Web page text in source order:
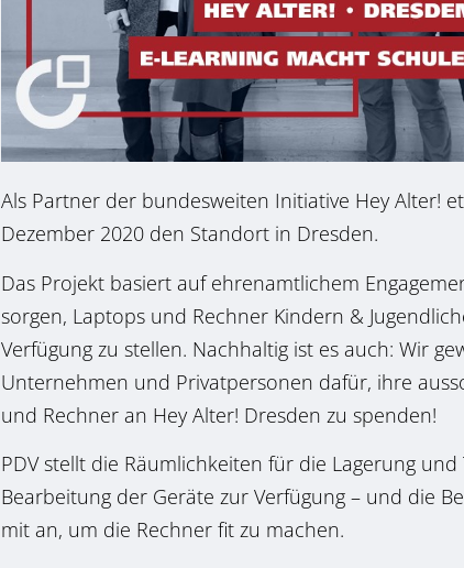
Als Partner der bundesweiten Initiative Hey Alter!
Dezember 2020 den Standort in Dresden.
Das Projekt basiert auf ehrenamtlichem
sorgen, Laptops und Rechner Kindern &
Verfügung zu stellen. Nachhaltig ist es auch: Wir
Unternehmen und Privatpersonen dafür, ihre
und Rechner an Hey Alter! Dresden zu spenden!
PDV stellt die Räumlichkeiten für die Lagerung und
Bearbeitung der Geräte zur Verfügung – und die
mit an, um die Rechner fit zu machen.